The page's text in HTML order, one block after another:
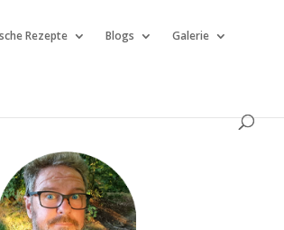
Rezepte Blogs Galerie